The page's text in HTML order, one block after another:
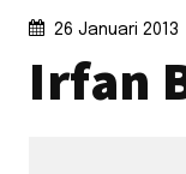
26 Januari 2013
Irfan